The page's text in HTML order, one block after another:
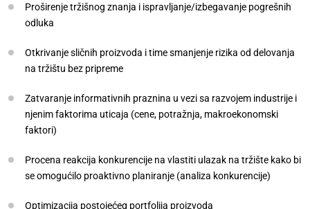
Proširenje tržišnog znanja i ispravljanje/izbegavanje pogrešnih
odluka
Otkrivanje sličnih proizvoda i time smanjenje rizika od delovanja
na tržištu bez pripreme
Zatvaranje informativnih praznina u vezi sa razvojem industrije i
njenim faktorima uticaja (cene, potražnja, makroekonomski
faktori)
Procena reakcija konkurencije na vlastiti ulazak na tržište kako bi
se omogućilo proaktivno planiranje (analiza konkurencije)
Optimizacija postojećeg portfolija proizvoda